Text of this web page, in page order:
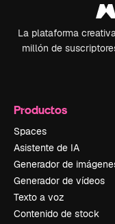
La plataforma
millón de
Productos
Spaces
Asistente de IA
Generador de
Generador de vídeos
Texto a voz
Contenido de stock